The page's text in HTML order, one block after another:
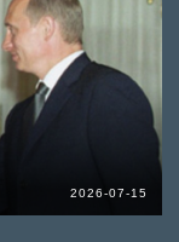
2026-07-15